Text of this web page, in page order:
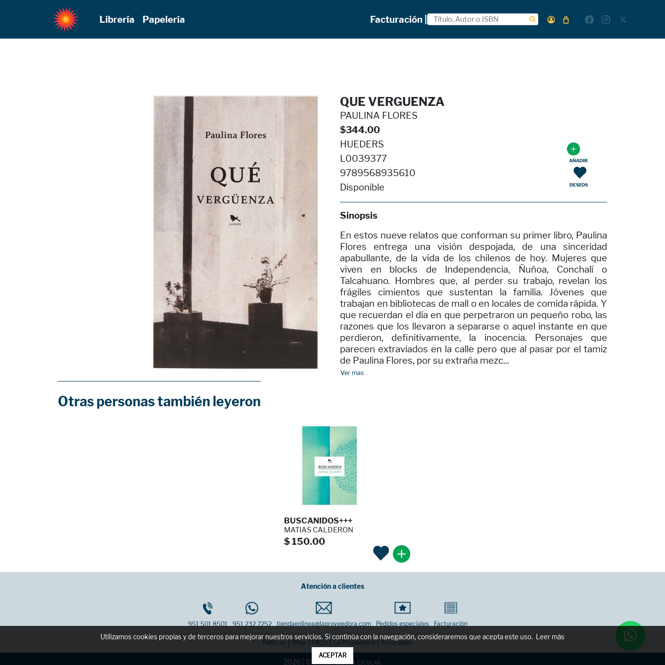
Librería Papelería Facturación |
QUE VERGUENZA
PAULINA FLORES
$344.00
HUEDERS
L0039377
9789568935610
Disponible
Sinopsis
AÑADIR
DESEOS
En estos nueve relatos que conforman su primer libro, Paulina
Flores entrega una visión despojada, de una sinceridad
apabullante, de la vida de los chilenos de hoy. Mujeres que
viven en blocks de Independencia, Ñuñoa, Conchalí o
Talcahuano. Hombres que, al perder su trabajo, revelan los
frágiles cimientos que sustentan la familia. Jóvenes que
trabajan en bibliotecas de mall o en locales de comida rápida. Y
que recuerdan el día en que perpetraron un pequeño robo, las
razones que los llevaron a separarse o aquel instante en que
perdieron, definitivamente, la inocencia. Personajes que
parecen extraviados en la calle pero que al pasar por el tamiz
de Paulina Flores, por su extraña mezc...
Ver mas
Otras personas también leyeron
BUSCANIDOS+++
MATIAS CALDERON
$ 150.00
Utilizamos cookies propias y de terceros para mejorar nuestros servicios. Si continúa con la navegación, consideraremos que acepta este uso. Leer más
ACEPTAR
Atención a clientes
951 501 8501 951 232 7252 tiendaenlinea@laproveedora.com Pedidos especiales Facturación
Políticas | Rifas | FAQ's | La Proveedora |Sucursales
2026 | © la proveedora escolar.